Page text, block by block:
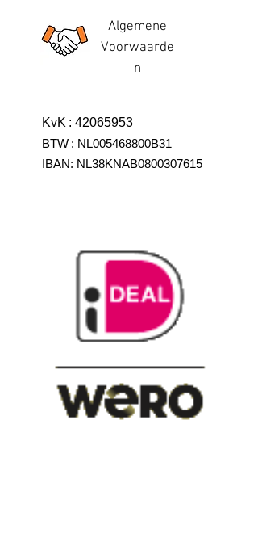
Algemene
Voorwaarde
n
KvK : 42065953
BTW : NL005468800B31
IBAN: NL38KNAB0800307615